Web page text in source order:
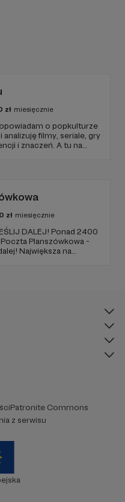
zł miesięcznie
o popkulturze
analizuję filmy, seriale, gry
i znaczeń. A tu na
zł miesięcznie
DALEJ! Ponad 2400
Planszówkowa -
Największa na
Patronite Commons
z serwisu